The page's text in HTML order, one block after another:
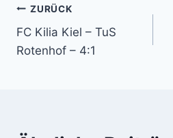
ZURÜCK
FC Kilia Kiel – TuS
Rotenhof – 4:1